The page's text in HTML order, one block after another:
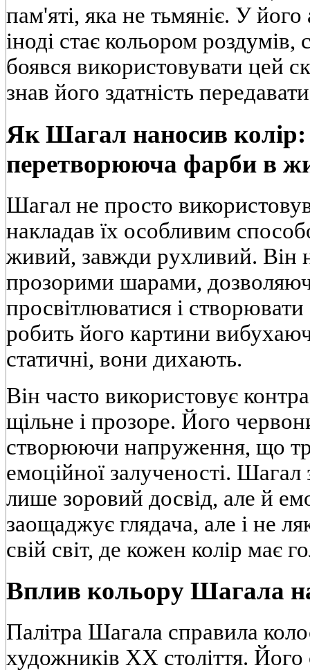
пам'яті, яка не тьмяніє. У
іноді стає кольором
боявся використовувати цей
знав його здатність
Як Шагал наносив колір:
перетворююча фарби в
Шагал не просто
накладав їх особливим
живий, завжди рухливий. Він
прозорими шарами,
просвітлюватися і створювати
робить його картини
статичні, вони дихають.
Він часто використовує
щільне і прозоре. Його
створюючи напруження, що
емоційної залученості.
лише зоровий досвід, але й
заощаджує глядача, але і не
свій світ, де кожен колір має
Вплив кольору Шагала
Палітра Шагала справила
художників XX століття. Його